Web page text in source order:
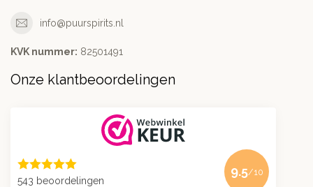
info@puurspirits.nl
KVK nummer: 82501491
Onze klantbeoordelingen
543 beoordelingen
9.5/10